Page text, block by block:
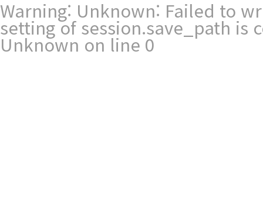
Warning: Unknown: Failed to
setting of session.save_path
Unknown on line 0